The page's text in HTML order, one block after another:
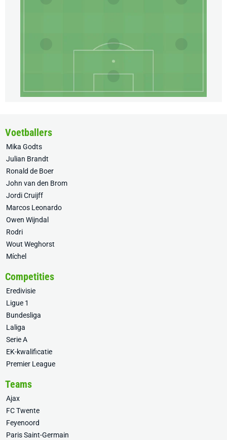
Voetballers
Mika Godts
Julian Brandt
Ronald de Boer
John van den Brom
Jordi Cruijff
Marcos Leonardo
Owen Wijndal
Rodri
Wout Weghorst
Míchel
Competities
Eredivisie
Ligue 1
Bundesliga
Laliga
Serie A
EK-kwalificatie
Premier League
Teams
Ajax
FC Twente
Feyenoord
Paris Saint-Germain